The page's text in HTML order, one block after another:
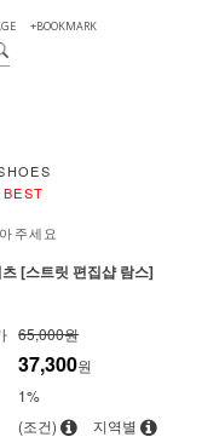
+BOOKMARK
BEST
주세요
[스트릿 편집샵 람스]
65,000원
37,300원
1%
(조건) 지역별